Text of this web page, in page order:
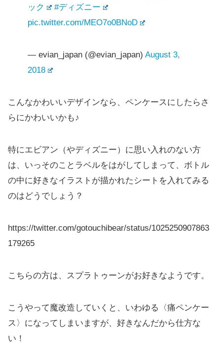
ック
#ディズニー
pic.twitter.com/MEO7o0BNoD
— evian_japan (@evian_japan) August 3,
2018
こんなかわいいデザインなら、ペンケースにしたらさ
らにかわいいかも♪
特にエビアン（やディズニー）に思い入れのない方
は、いっそのことラベルをはがしてしまって、ボトル
の中に好きなイラストが描かれたシートを入れてみる
のはどうでしょう？
https://twitter.com/gotouchibear/status/1025250907863
179265
こちらの方は、スプラトゥーンがお好きなようです。
こうやって魔改造していくと、いわゆる〈痛ペンケー
ス〉になってしまいますが、好きなんだから仕方な
い！